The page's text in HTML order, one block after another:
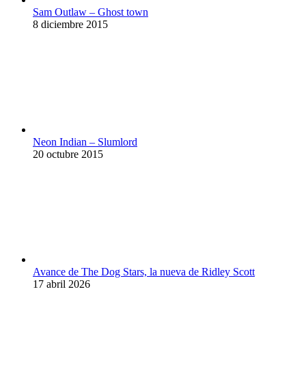
Sam Outlaw – Ghost town
8 diciembre 2015
Neon Indian – Slumlord
20 octubre 2015
Avance de The Dog Stars, la nueva de Ridley Scott
17 abril 2026